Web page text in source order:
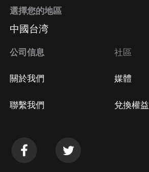
選擇您的地區
中國台湾
公司信息
關於我們
聯繫我們
社區
媒體
兌換權益